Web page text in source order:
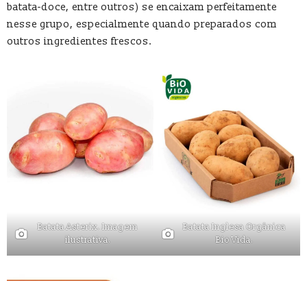
batata-doce, entre outros) se encaixam perfeitamente
nesse grupo, especialmente quando preparados com
outros ingredientes frescos.
Batata Asterix. Imagem
ilustrativa.
Batata Inglesa Orgânica
Bio Vida.